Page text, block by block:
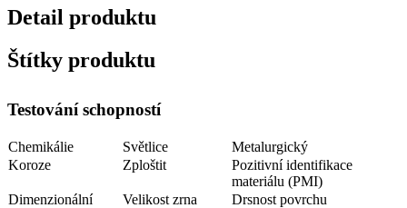
Detail produktu
Štítky produktu
Testování schopností
Chemikálie Světlice
Metalurgický
Koroze
Zploštit
Pozitivní identifikace
materiálu (PMI)
Dimenzionální
Velikost zrna
Drsnost povrchu